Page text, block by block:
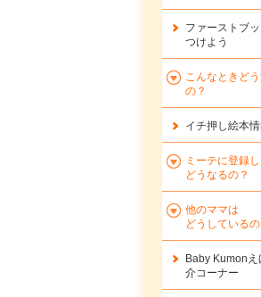
ファーストブ
つけよう
こんなときど
の？
イチ押し絵本
ミーテに登録
どうなるの？
他のママは
どうしているの
Baby Kumonえ
介コーナー